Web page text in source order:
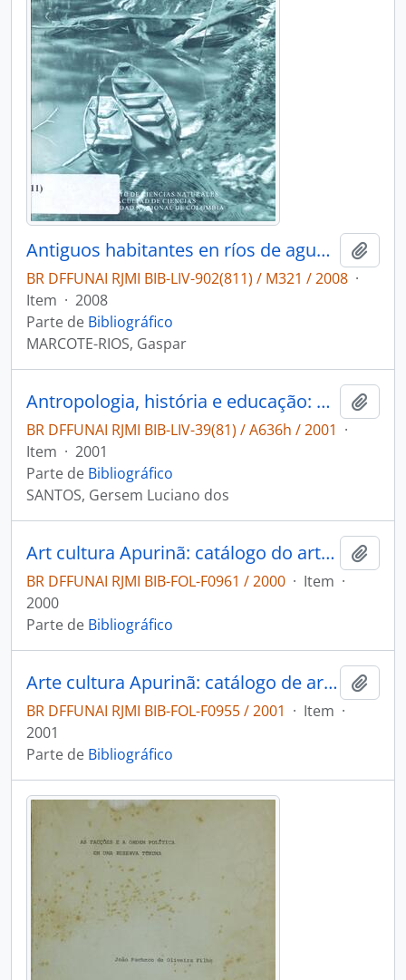
Antiguos habitantes en ríos de aguas negras: ecosistemas y cultivos en el interfluvio Amazonas-Putumayo, Colombia-Brasil.
BR DFFUNAI RJMI BIB-LIV-902(811) / M321 / 2008 ·
Item · 2008
Parte de Bibliográfico
MARCOTE-RIOS, Gaspar
Antropologia, história e educação: a questão indígena e a escola
BR DFFUNAI RJMI BIB-LIV-39(81) / A636h / 2001 ·
Item · 2001
Parte de Bibliográfico
SANTOS, Gersem Luciano dos
Art cultura Apurinã: catálogo do artesanato 2000.
BR DFFUNAI RJMI BIB-FOL-F0961 / 2000 · Item ·
2000
Parte de Bibliográfico
Arte cultura Apurinã: catálogo de artesanato 2001.
BR DFFUNAI RJMI BIB-FOL-F0955 / 2001 · Item ·
2001
Parte de Bibliográfico